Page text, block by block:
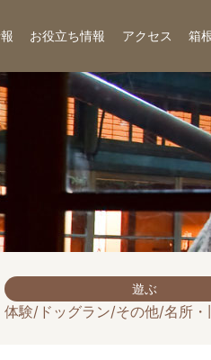
お役立ち情報 アクセス 箱
遊ぶ
体験/ドッグラン/その他/名所